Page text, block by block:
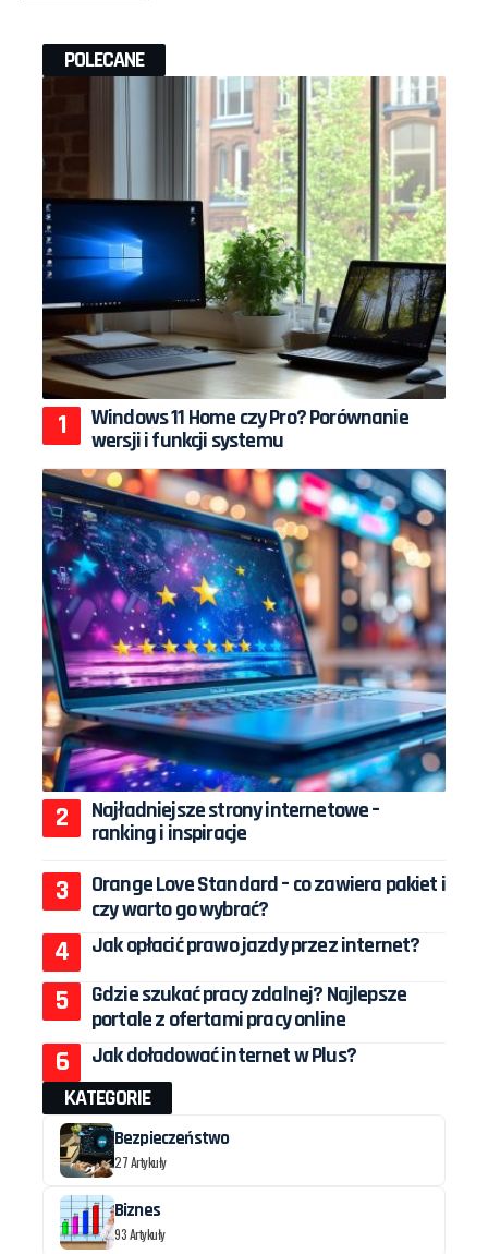
POLECANE
Windows 11 Home czy Pro? Porównanie
wersji i funkcji systemu
Najładniejsze strony internetowe –
ranking i inspiracje
Orange Love Standard – co zawiera pakiet i
czy warto go wybrać?
Jak opłacić prawo jazdy przez internet?
Gdzie szukać pracy zdalnej? Najlepsze
portale z ofertami pracy online
Jak doładować internet w Plus?
KATEGORIE
Bezpieczeństwo
27 Artykuły
Biznes
93 Artykuły